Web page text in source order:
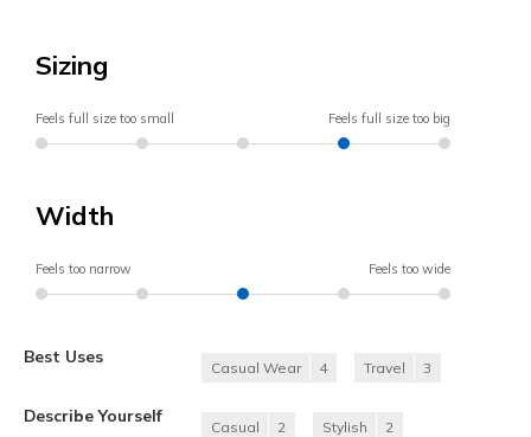
Sizing
Feels full size too small Feels full size too big
Width
Feels too narrow Feels too wide
Best Uses
Casual Wear 4 Travel 3
Describe Yourself
Casual 2 Stylish 2